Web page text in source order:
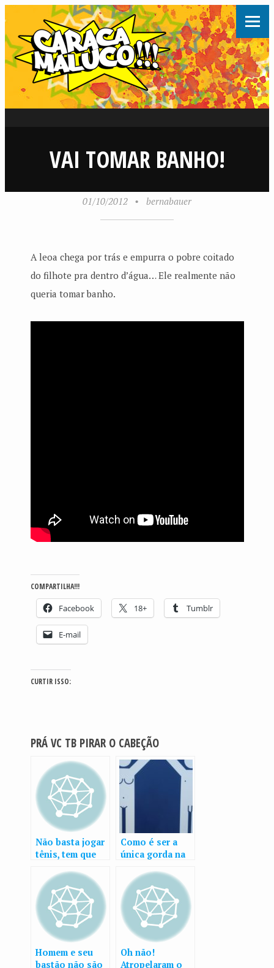
VAI TOMAR BANHO!
01/10/2012 • bernabauer
A leoa chega por trás e empurra o pobre coitado
do filhote pra dentro d’água… Ele realmente não
queria tomar banho.
COMPARTILHA!!!
Facebook 18+ Tumblr
E-mail
CURTIR ISSO:
PRÁ VC TB PIRAR O CABEÇÃO
Não basta jogar
tênis, tem que
Como é ser a
única gorda na
nudismo
Homem e seu
bastão não são
Oh não!
Atropelaram o